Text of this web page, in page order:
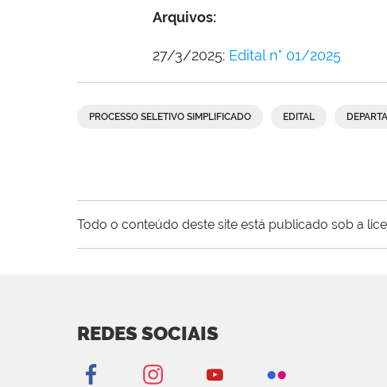
Arquivos:
27/3/2025: Edital n° 01/2025
PROCESSO SELETIVO SIMPLIFICADO EDITAL
Todo o conteúdo deste site está publicado sob a
REDES SOCIAIS